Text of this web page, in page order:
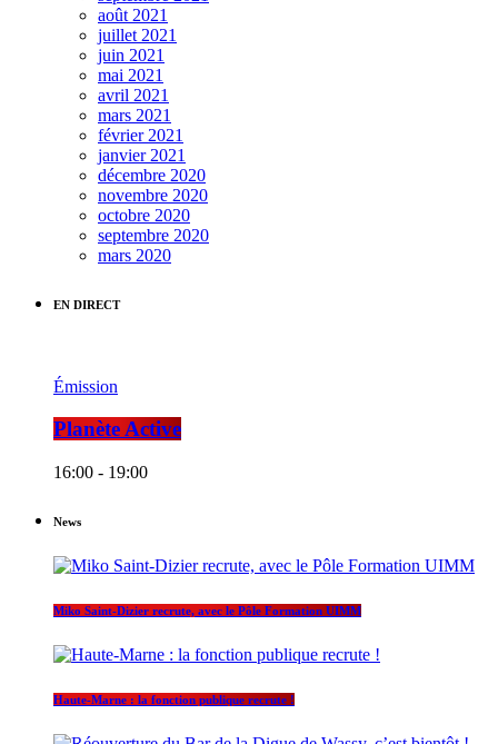
août 2021
juillet 2021
juin 2021
mai 2021
avril 2021
mars 2021
février 2021
janvier 2021
décembre 2020
novembre 2020
octobre 2020
septembre 2020
mars 2020
EN DIRECT
Émission
Planète Active
16:00 - 19:00
News
Miko Saint-Dizier recrute, avec le Pôle Formation UIMM
Haute-Marne : la fonction publique recrute !